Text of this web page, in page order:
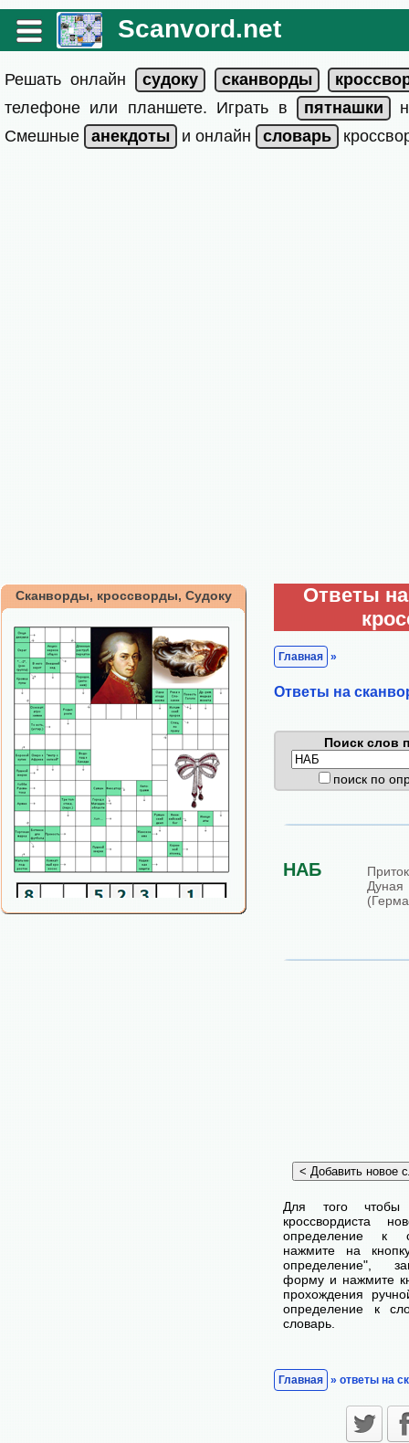
Scanvord.net
Решать онлайн
телефоне или планшете. Играть в
Смешные
и онлайн
Сканворды, кроссворды, Судоку
Ответы
Главная »
Ответы на
Поиск слов
поиск по
НАБ
Приток
Дуная
Для того чтобы
кроссвордиста
определение к
нажмите на
определение",
форму и нажмите
прохождения
определение к
словарь.
Главная » ответы на